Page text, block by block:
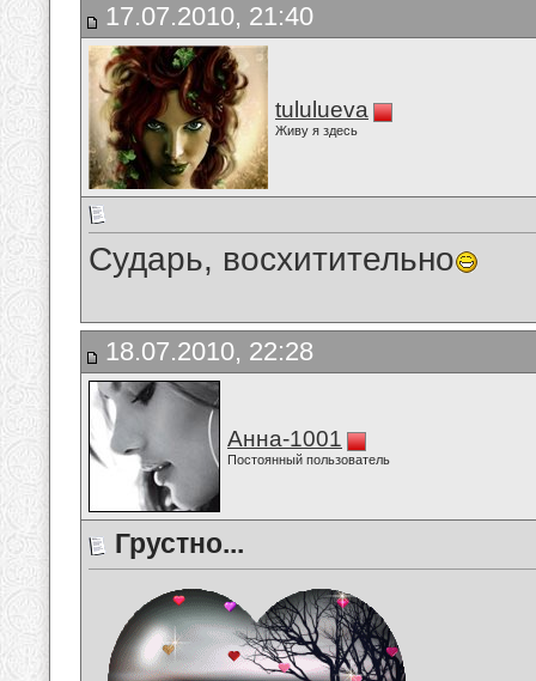
17.07.2010, 21:40
tululueva
Живу я здесь
Сударь, восхитительно
18.07.2010, 22:28
Анна-1001
Постоянный пользователь
Грустно...